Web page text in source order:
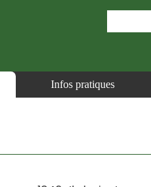
Infos pratiques